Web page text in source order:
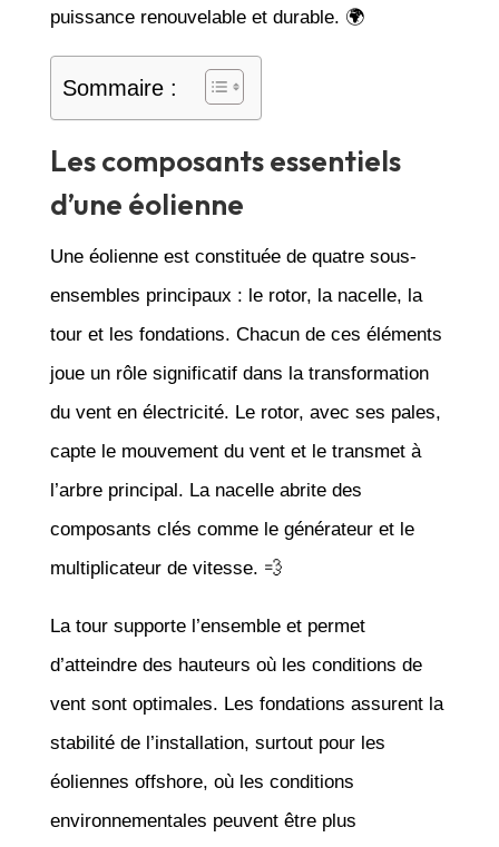
puissance renouvelable et durable. 🌍
Sommaire :
Les composants essentiels
d’une éolienne
Une éolienne est constituée de quatre sous-
ensembles principaux : le rotor, la nacelle, la
tour et les fondations. Chacun de ces éléments
joue un rôle significatif dans la transformation
du vent en électricité. Le rotor, avec ses pales,
capte le mouvement du vent et le transmet à
l’arbre principal. La nacelle abrite des
composants clés comme le générateur et le
multiplicateur de vitesse. 💨
La tour supporte l’ensemble et permet
d’atteindre des hauteurs où les conditions de
vent sont optimales. Les fondations assurent la
stabilité de l’installation, surtout pour les
éoliennes offshore, où les conditions
environnementales peuvent être plus